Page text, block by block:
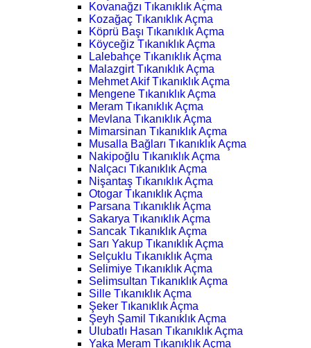
Kovanağzı Tıkanıklık Açma
Kozağaç Tıkanıklık Açma
Köprü Başı Tıkanıklık Açma
Köyceğiz Tıkanıklık Açma
Lalebahçe Tıkanıklık Açma
Malazgirt Tıkanıklık Açma
Mehmet Akif Tıkanıklık Açma
Mengene Tıkanıklık Açma
Meram Tıkanıklık Açma
Mevlana Tıkanıklık Açma
Mimarsinan Tıkanıklık Açma
Musalla Bağları Tıkanıklık Açma
Nakipoğlu Tıkanıklık Açma
Nalçacı Tıkanıklık Açma
Nişantaş Tıkanıklık Açma
Otogar Tıkanıklık Açma
Parsana Tıkanıklık Açma
Sakarya Tıkanıklık Açma
Sancak Tıkanıklık Açma
Sarı Yakup Tıkanıklık Açma
Selçuklu Tıkanıklık Açma
Selimiye Tıkanıklık Açma
Selimsultan Tıkanıklık Açma
Sille Tıkanıklık Açma
Şeker Tıkanıklık Açma
Şeyh Şamil Tıkanıklık Açma
Ulubatlı Hasan Tıkanıklık Açma
Yaka Meram Tıkanıklık Açma